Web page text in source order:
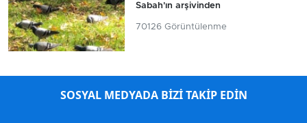
Sabah'ın arşivinden
70126 Görüntülenme
SOSYAL MEDYADA BİZİ TAKİP EDİN